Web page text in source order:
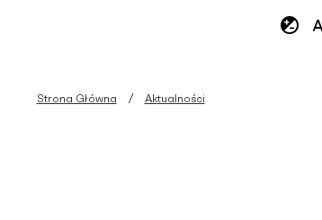
Strona Główna Aktualności